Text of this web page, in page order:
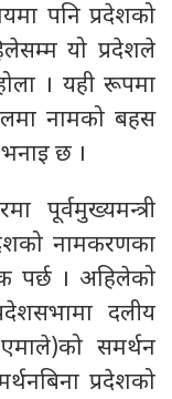
पनि प्रदेशको
यो प्रदेशले
। यही रूपमा
नामको बहस
छ ।
पूर्वमुख्यमन्त्री
नामकरणका
पर्छ । अहिलेको
दलीय
समर्थन
प्रदेशको